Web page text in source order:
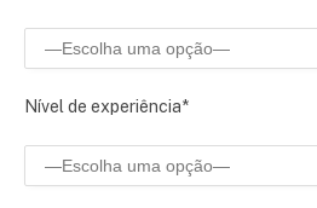
Nível de experiência*